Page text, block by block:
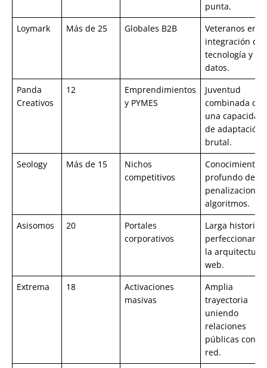
punta.
Loymark
Más de 25 Globales B2B
Veteranos en
integración de
tecnología y
datos.
Panda
Creativos
12
Emprendimientos
y PYMES
Juventud
combinada con
una capacidad
de adaptación
brutal.
Seology
Más de 15
Nichos
competitivos
Conocimiento
profundo de
penalizaciones
algoritmos.
Asisomos
20
Portales
corporativos
Larga historia
perfeccionando
la arquitectura
web.
Extrema
18
Activaciones
masivas
Amplia
trayectoria
uniendo
relaciones
públicas con
red.